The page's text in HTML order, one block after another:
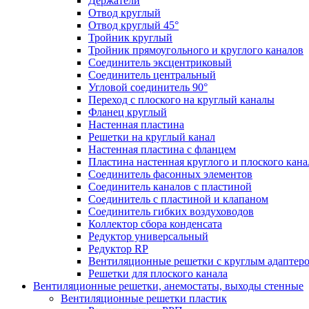
Отвод круглый
Отвод круглый 45°
Тройник круглый
Тройник прямоугольного и круглого каналов
Соединитель эксцентриковый
Соединитель центральный
Угловой соединитель 90°
Переход с плоского на круглый каналы
Фланец круглый
Настенная пластина
Решетки на круглый канал
Настенная пластина с фланцем
Пластина настенная круглого и плоского
Соединитель фасонных элементов
Соединитель каналов с пластиной
Соединитель с пластиной и клапаном
Соединитель гибких воздуховодов
Коллектор сбора конденсата
Редуктор универсальный
Редуктор RP
Вентиляционные решетки с круглым
Решетки для плоского канала
Вентиляционные решетки, анемостаты, выходы стенные
Вентиляционные решетки пластик